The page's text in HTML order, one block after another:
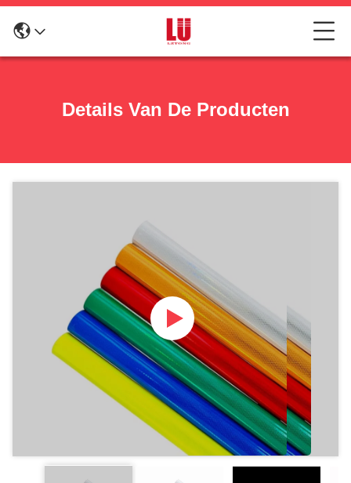
Details Van De Producten